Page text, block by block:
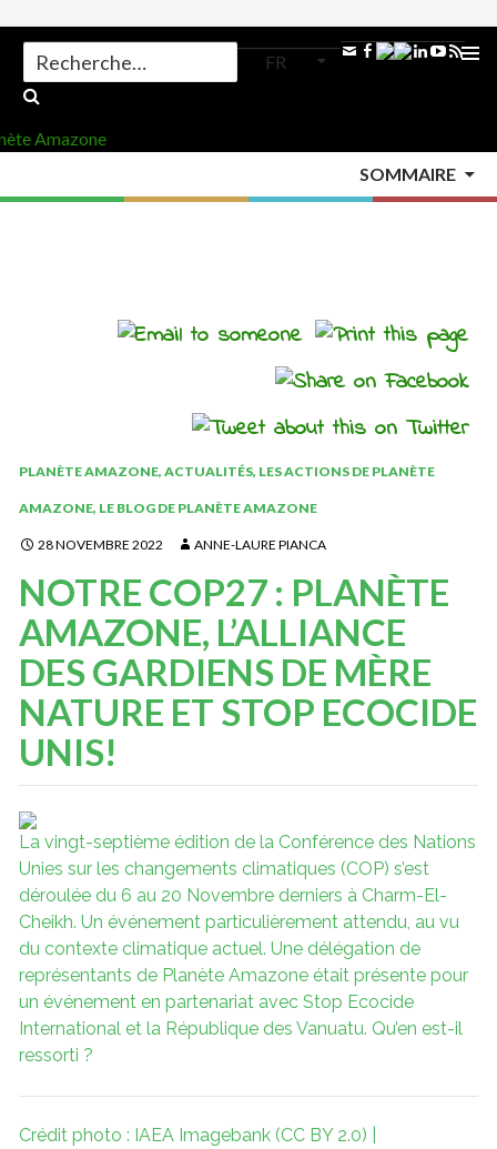
AU
FR
Search
for:
SOMMAIRE
PLANÈTE AMAZONE, ACTUALITÉS, LES ACTIONS DE PLANÈTE
AMAZONE, LE BLOG DE PLANÈTE AMAZONE
28 NOVEMBRE 2022 ANNE-LAURE PIANCA
NOTRE COP27 : PLANÈTE
AMAZONE, L’ALLIANCE
DES GARDIENS DE MÈRE
NATURE ET STOP ECOCIDE
UNIS!
La vingt-septième édition de la Conférence des Nations
Unies sur les changements climatiques (COP) s’est
déroulée du 6 au 20 Novembre derniers à Charm-El-
Cheikh. Un événement particulièrement attendu, au vu
du contexte climatique actuel. Une délégation de
représentants de Planète Amazone était présente pour
un événement en partenariat avec Stop Ecocide
International et la République des Vanuatu. Qu’en est-il
ressorti ?
Crédit photo : IAEA Imagebank (CC BY 2.0) |